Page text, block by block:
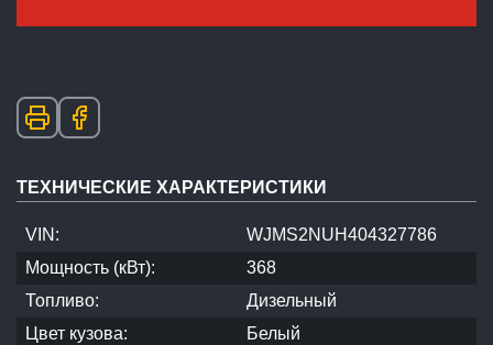
ТЕХНИЧЕСКИЕ ХАРАКТЕРИСТИКИ
VIN:
WJMS2NUH404327786
Мощность (кВт):
368
Топливо:
Дизельный
Цвет кузова:
Белый